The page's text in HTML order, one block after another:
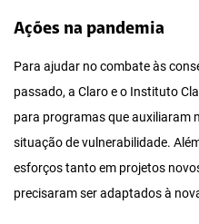
Ações na pandemia
Para ajudar no combate às
passado, a Claro e o Instituto
para programas que auxiliaram
situação de vulnerabilidade.
esforços tanto em projetos
precisaram ser adaptados à